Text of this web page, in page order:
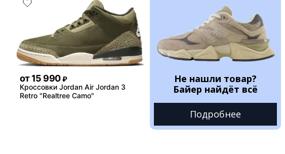
от 15 990 ₽
Кроссовки Jordan Air Jordan 3
Retro "Realtree Camo"
Не нашли товар?
Байер найдёт всё
Подробнее